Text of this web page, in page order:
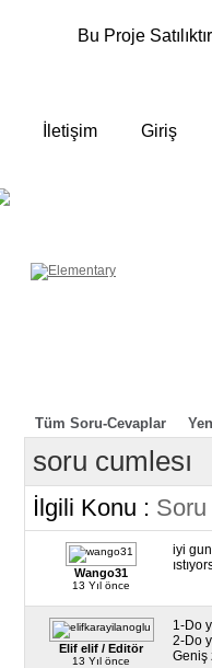
Bu Proje
İletişim Giriş
Tüm Soru-Cevaplar
soru cumlesı
İlgili Konu :
Wango31
13 Yıl önce
iyi
Elif elif / Editör
13 Yıl önce
1-Do
2-Do
Geniş